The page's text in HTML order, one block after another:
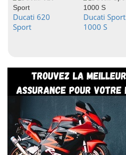
Ducati 620
Sport
Ducati Sport
1000 S